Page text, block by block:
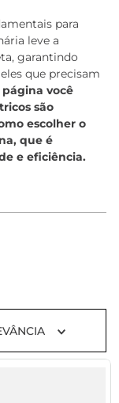
para
leve a
garantindo
que precisam
página você
são
escolher o
que é
e eficiência.